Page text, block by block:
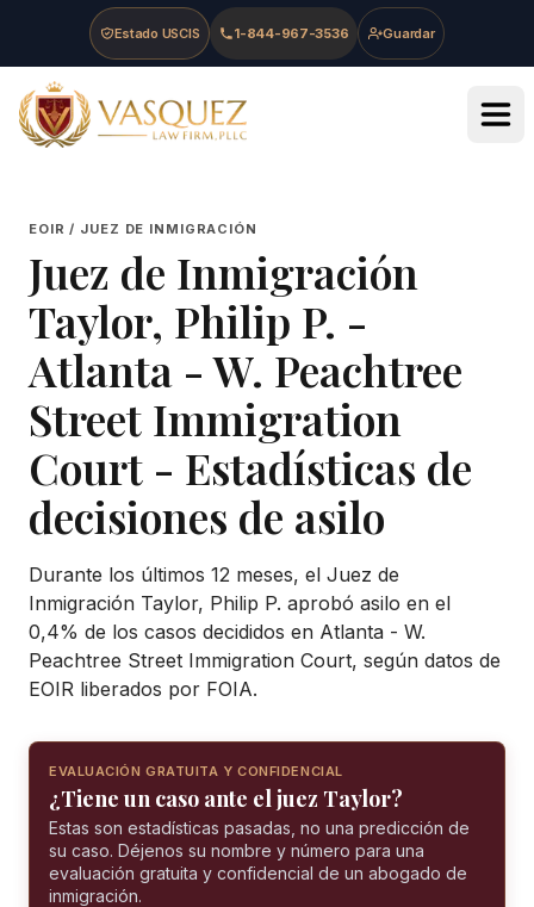
Skip to main content
Skip to navigation
Skip to footer
Estado USCIS 1-844-967-3536 Guardar
Vasquez Law Firm - Home
EOIR / JUEZ DE INMIGRACIÓN
Juez de Inmigración
Taylor, Philip P. -
Atlanta - W. Peachtree
Street Immigration
Court - Estadísticas de
decisiones de asilo
Durante los últimos 12 meses, el Juez de
Inmigración Taylor, Philip P. aprobó asilo en el
0,4% de los casos decididos en Atlanta - W.
Peachtree Street Immigration Court, según datos de
EOIR liberados por FOIA.
EVALUACIÓN GRATUITA Y CONFIDENCIAL
¿Tiene un caso ante el juez Taylor?
Estas son estadísticas pasadas, no una predicción de
su caso. Déjenos su nombre y número para una
evaluación gratuita y confidencial de un abogado de
inmigración.